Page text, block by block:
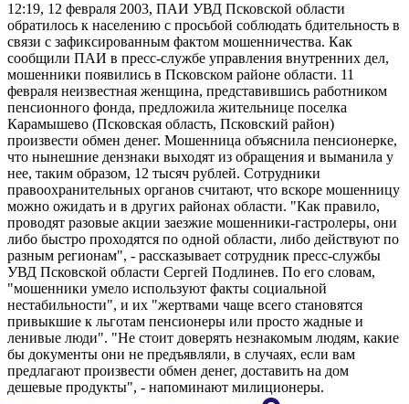
12:19, 12 февраля 2003, ПАИ УВД Псковской области
обратилось к населению с просьбой соблюдать бдительность в
связи с зафиксированным фактом мошенничества. Как
сообщили ПАИ в пресс-службе управления внутренних дел,
мошенники появились в Псковском районе области. 11
февраля неизвестная женщина, представившись работником
пенсионного фонда, предложила жительнице поселка
Карамышево (Псковская область, Псковский район)
произвести обмен денег. Мошенница объяснила пенсионерке,
что нынешние дензнаки выходят из обращения и выманила у
нее, таким образом, 12 тысяч рублей. Сотрудники
правоохранительных органов считают, что вскоре мошенницу
можно ожидать и в других районах области. "Как правило,
проводят разовые акции заезжие мошенники-гастролеры, они
либо быстро проходятся по одной области, либо действуют по
разным регионам", - рассказывает сотрудник пресс-службы
УВД Псковской области Сергей Подлинев. По его словам,
"мошенники умело используют факты социальной
нестабильности", и их "жертвами чаще всего становятся
привыкшие к льготам пенсионеры или просто жадные и
ленивые люди". "Не стоит доверять незнакомым людям, какие
бы документы они не предъявляли, в случаях, если вам
предлагают произвести обмен денег, доставить на дом
дешевые продукты", - напоминают милиционеры.